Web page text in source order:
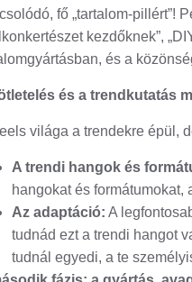
fő „tartalom-pillért”!
kezdőknek”,
és a
és a trendkutatás
világa a trendekre épül,
A trendi hangok és
hangokat és
Az adaptáció: A
tudnád ezt a trendi hangot
tudnál egyedi, a te